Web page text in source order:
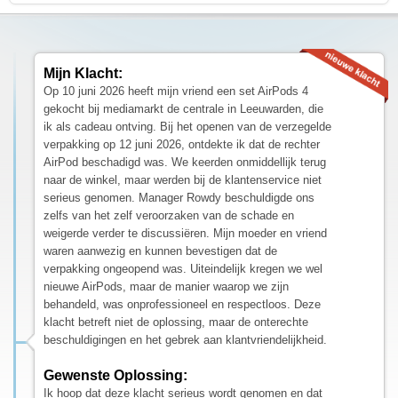
Mijn Klacht:
Op 10 juni 2026 heeft mijn vriend een set AirPods 4
gekocht bij mediamarkt de centrale in Leeuwarden, die
ik als cadeau ontving. Bij het openen van de verzegelde
verpakking op 12 juni 2026, ontdekte ik dat de rechter
AirPod beschadigd was. We keerden onmiddellijk terug
naar de winkel, maar werden bij de klantenservice niet
serieus genomen. Manager Rowdy beschuldigde ons
zelfs van het zelf veroorzaken van de schade en
weigerde verder te discussiëren. Mijn moeder en vriend
waren aanwezig en kunnen bevestigen dat de
verpakking ongeopend was. Uiteindelijk kregen we wel
nieuwe AirPods, maar de manier waarop we zijn
behandeld, was onprofessioneel en respectloos. Deze
klacht betreft niet de oplossing, maar de onterechte
beschuldigingen en het gebrek aan klantvriendelijkheid.
Gewenste Oplossing:
Ik hoop dat deze klacht serieus wordt genomen en dat